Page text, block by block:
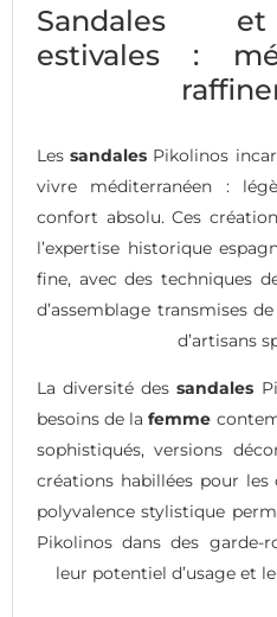
Sandales
estivales :
Lessandales Pikolinos
vivre méditerranéen :
confort absolu. Ces
l’expertise historique
fine, avec des techniques
d’assemblage transmises
d’artisans
La diversité dessandales
besoins de lafemme
sophistiqués, versions
créations habillées pour les
polyvalence stylistique
Pikolinos dans des garde-
leur potentiel d’usage et